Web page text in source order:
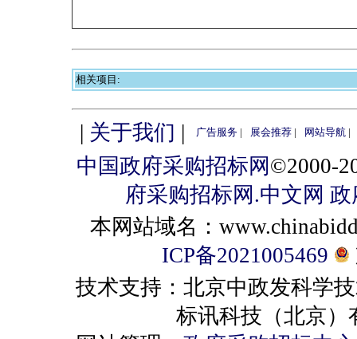
相关项目:
| 关于我们 | 广告服务 | 展会推荐 | 网站导航 |
中国政府采购招标网©2000-
府采购招标网.中文网 政
本网站域名：
ICP备2021005469
技术支持：北京中政发科学
标讯科技（北京）